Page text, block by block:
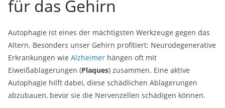
für das Gehirn
Autophagie ist eines der mächtigsten Werkzeuge gegen das
Altern. Besonders unser Gehirn profitiert: Neurodegenerative
Erkrankungen wie Alzheimer hängen oft mit
Eiweißablagerungen (Plaques) zusammen. Eine aktive
Autophagie hilft dabei, diese schädlichen Ablagerungen
abzubauen, bevor sie die Nervenzellen schädigen können.